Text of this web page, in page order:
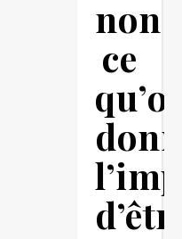
non
ce